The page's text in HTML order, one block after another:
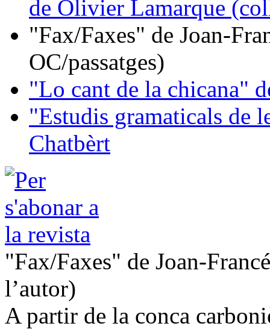
de Olivier Lamarque
"Fax/Faxes" de Joan-
OC/passatges)
"Lo cant de la chicana"
"Estudis gramaticals de
Chatbèrt
"Fax/Faxes" de Joan-
l’autor)
A partir de la conca